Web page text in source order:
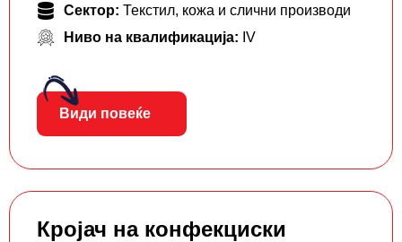
Сектор: Текстил, кожа и слични производи
Ниво на квалификација: IV
Види повеќе
Кројач на конфекциски